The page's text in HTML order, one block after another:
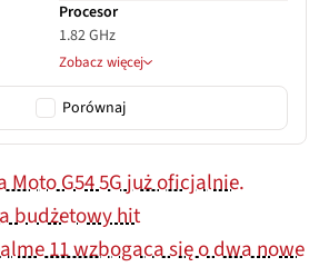
Procesor
1.82 GHz
Zobacz więcej
Porównaj
Moto G54 5G już oficjalnie.
budżetowy hit
11 wzbogaca się o dwa nowe